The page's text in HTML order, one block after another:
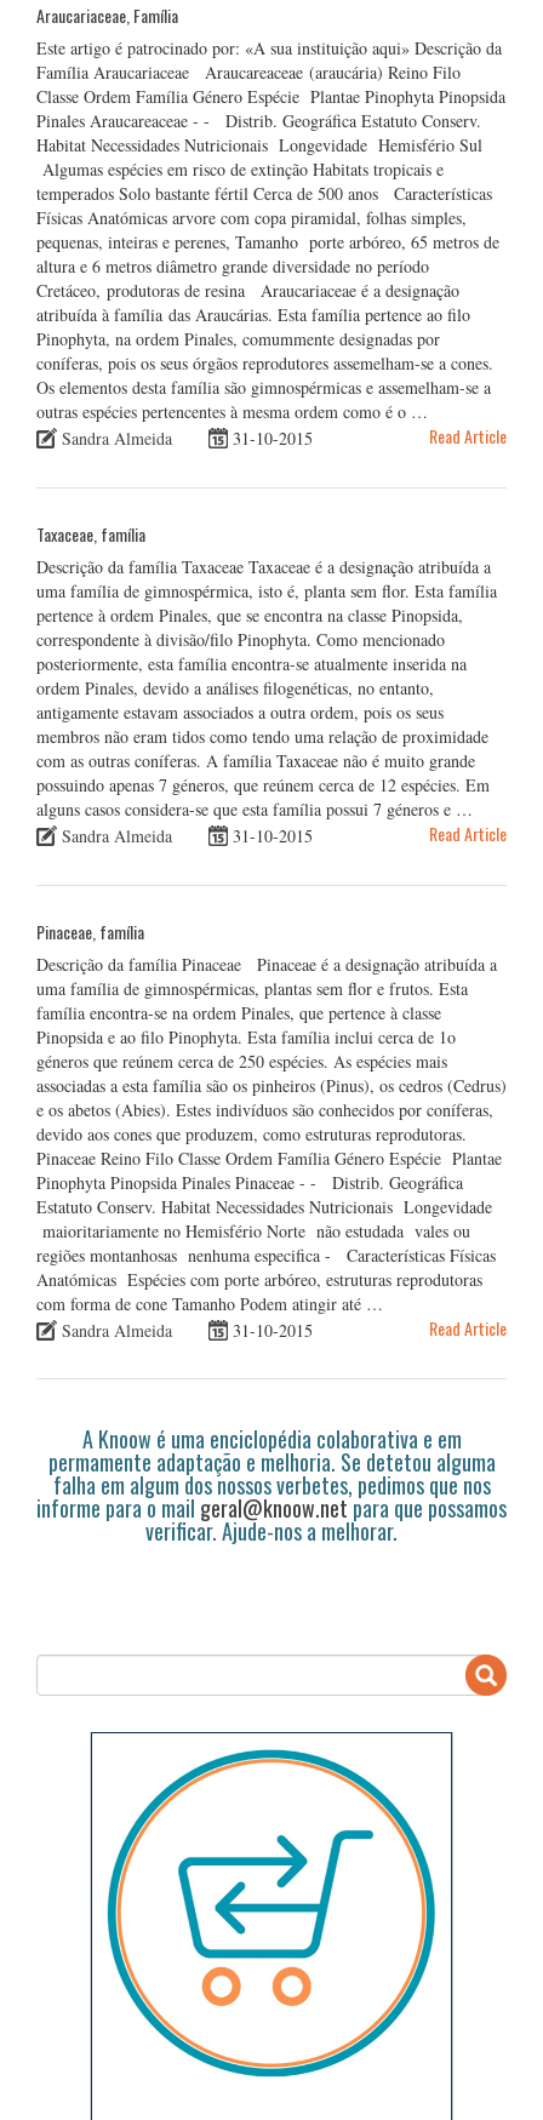
Araucariaceae, Família
Este artigo é patrocinado por: «A sua instituição aqui» Descrição da
Família Araucariaceae Araucareaceae (araucária) Reino Filo
Classe Ordem Família Género Espécie Plantae Pinophyta Pinopsida
Pinales Araucareaceae - - Distrib. Geográfica Estatuto Conserv.
Habitat Necessidades Nutricionais Longevidade Hemisfério Sul
Algumas espécies em risco de extinção Habitats tropicais e
temperados Solo bastante fértil Cerca de 500 anos Características
Físicas Anatómicas arvore com copa piramidal, folhas simples,
pequenas, inteiras e perenes, Tamanho porte arbóreo, 65 metros de
altura e 6 metros diâmetro grande diversidade no período
Cretáceo, produtoras de resina Araucariaceae é a designação
atribuída à família das Araucárias. Esta família pertence ao filo
Pinophyta, na ordem Pinales, comummente designadas por
coníferas, pois os seus órgãos reprodutores assemelham-se a cones.
Os elementos desta família são gimnospérmicas e assemelham-se a
outras espécies pertencentes à mesma ordem como é o …
Sandra Almeida
31-10-2015 Read Article
Taxaceae, família
Descrição da família Taxaceae Taxaceae é a designação atribuída a
uma família de gimnospérmica, isto é, planta sem flor. Esta família
pertence à ordem Pinales, que se encontra na classe Pinopsida,
correspondente à divisão/filo Pinophyta. Como mencionado
posteriormente, esta família encontra-se atualmente inserida na
ordem Pinales, devido a análises filogenéticas, no entanto,
antigamente estavam associados a outra ordem, pois os seus
membros não eram tidos como tendo uma relação de proximidade
com as outras coníferas. A família Taxaceae não é muito grande
possuindo apenas 7 géneros, que reúnem cerca de 12 espécies. Em
alguns casos considera-se que esta família possui 7 géneros e …
Sandra Almeida
31-10-2015 Read Article
Pinaceae, família
Descrição da família Pinaceae Pinaceae é a designação atribuída a
uma família de gimnospérmicas, plantas sem flor e frutos. Esta
família encontra-se na ordem Pinales, que pertence à classe
Pinopsida e ao filo Pinophyta. Esta família inclui cerca de 1o
géneros que reúnem cerca de 250 espécies. As espécies mais
associadas a esta família são os pinheiros (Pinus), os cedros (Cedrus)
e os abetos (Abies). Estes indivíduos são conhecidos por coníferas,
devido aos cones que produzem, como estruturas reprodutoras.
Pinaceae Reino Filo Classe Ordem Família Género Espécie Plantae
Pinophyta Pinopsida Pinales Pinaceae - - Distrib. Geográfica
Estatuto Conserv. Habitat Necessidades Nutricionais Longevidade
maioritariamente no Hemisfério Norte não estudada vales ou
regiões montanhosas nenhuma especifica - Características Físicas
Anatómicas Espécies com porte arbóreo, estruturas reprodutoras
com forma de cone Tamanho Podem atingir até …
Sandra Almeida
31-10-2015 Read Article
A Knoow é uma enciclopédia colaborativa e em
permamente adaptação e melhoria. Se detetou alguma
falha em algum dos nossos verbetes, pedimos que nos
informe para o mail geral@knoow.netpara que possamos
verificar. Ajude-nos a melhorar.